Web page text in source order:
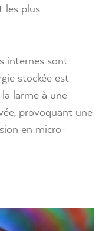
les plus
internes sont
stockée est
larme à une
provoquant une
en micro-